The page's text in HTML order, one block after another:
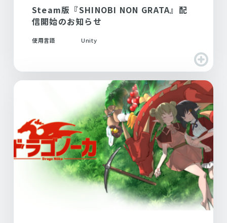
Steam版『SHINOBI NON GRATA』配
信開始のお知らせ
使用言語 Unity